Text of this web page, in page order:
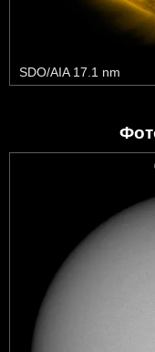
SDO/AIA 17.1 nm